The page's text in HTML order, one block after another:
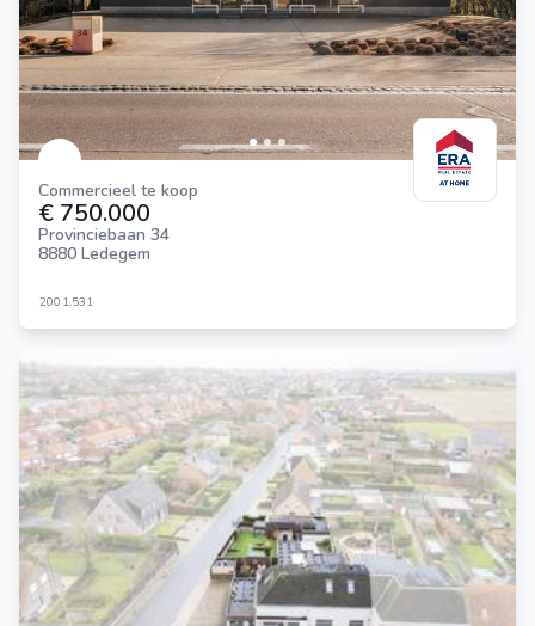
Commercieel te koop
€ 750.000
Provinciebaan 34
8880 Ledegem
200 1.531